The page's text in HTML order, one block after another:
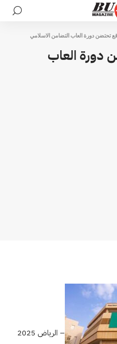
تحتضن دورة العاب التضامن الاسلامي
العاب
– الرياض 2025